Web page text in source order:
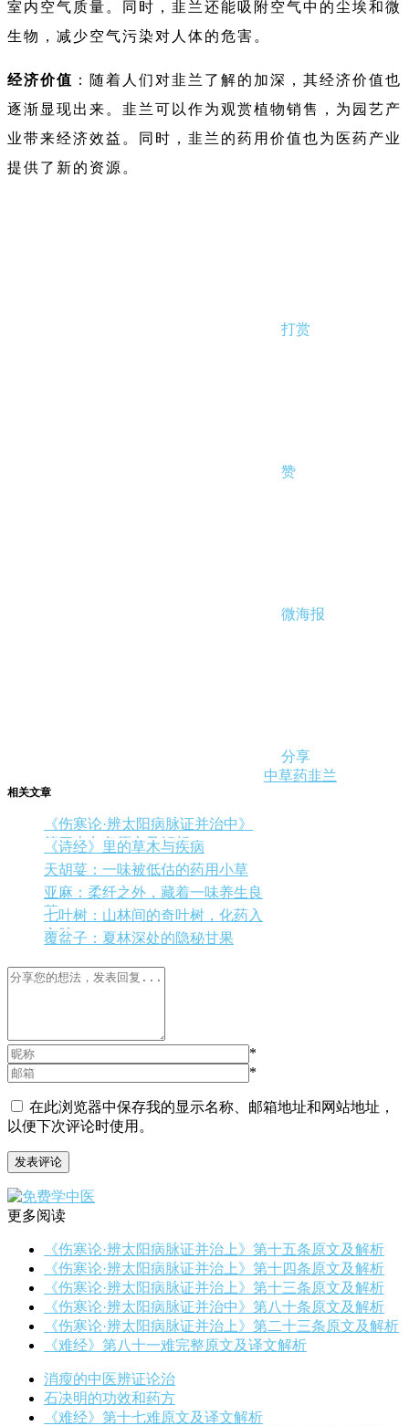
室内空气质量。同时，韭兰还能吸附空气中的尘埃和微
生物，减少空气污染对人体的危害。
经济价值 ：随着人们对韭兰了解的加深，其经济价值也
逐渐显现出来。韭兰可以作为观赏植物销售，为园艺产
业带来经济效益。同时，韭兰的药用价值也为医药产业
提供了新的资源。
打赏
赞
微海报
分享
相关文章
《伤寒论·辨太阳病脉证并治中》
第四十九条原文及解析
《诗经》里的草木与疾病
天胡荽：一味被低估的药用小草
亚麻：柔纤之外，藏着一味养生良
药
七叶树：山林间的奇叶树，化药入
心脉
覆盆子：夏林深处的隐秘甘果
中草药韭兰
*
*
在此浏览器中保存我的显示名称、邮箱地址和网站地址，
以便下次评论时使用。
更多阅读
《伤寒论·辨太阳病脉证并治上》第十五条原文及解析
《伤寒论·辨太阳病脉证并治上》第十四条原文及解析
《伤寒论·辨太阳病脉证并治上》第十三条原文及解析
《伤寒论·辨太阳病脉证并治中》第八十条原文及解析
《伤寒论·辨太阳病脉证并治上》第二十三条原文及解析
《难经》第八十一难完整原文及译文解析
消瘦的中医辨证论治
石决明的功效和药方
《难经》第十七难原文及译文解析